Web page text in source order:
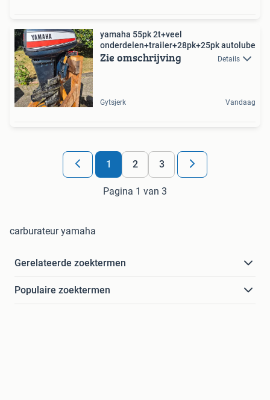
yamaha 55pk 2t+veel
onderdelen+trailer+28pk+25pk autolube
Zie omschrijving Details
Gytsjerk Vandaag
1 2 3
Pagina 1 van 3
carburateur yamaha
Gerelateerde zoektermen
Populaire zoektermen